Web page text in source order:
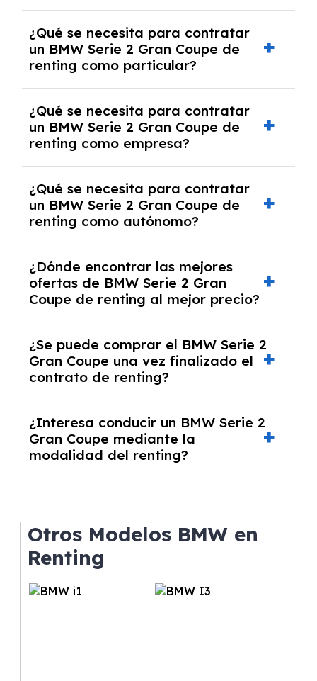
económica.
pero puede haber penalizaciones por
cancelación anticipada. Es importante revisar
las condiciones del contrato y hablar con un
experto que te asesore.
¿Qué se necesita para contratar
un BMW Serie 2 Gran Coupe de
renting como particular?
y, en algunos casos, una consulta de solvencia
crediticia y un pago inicial.
¿Qué se necesita para contratar
un BMW Serie 2 Gran Coupe de
renting como empresa?
documentación financiera y, en algunos
casos, un informe de solvencia de la empresa
y un pago inicial.
¿Qué se necesita para contratar
un BMW Serie 2 Gran Coupe de
renting como autónomo?
autónomos, justificante de ingresos y, en
algunos casos, un informe fiscal y un pago
inicial.
¿Dónde encontrar las mejores
ofertas de BMW Serie 2 Gran
Coupe de renting al mejor precio?
mejores ofertas de vehículos de renting con
todos los gastos incluidos y sin pagar
entradas.
¿Se puede comprar el BMW Serie 2
Gran Coupe una vez finalizado el
contrato de renting?
renting se puede adquirir el coche. En este
caso tendrán que analizar los años, la
cantidad de kilómetros recorridos y el coste
del mercado actual.
¿Interesa conducir un BMW Serie 2
Gran Coupe mediante la
modalidad del renting?
gusta cambiar de coche cada pocos años.
Otros Modelos BMW en
Renting